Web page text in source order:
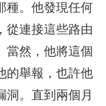
種。他發現任何
從連接這些路由
當然，他將這個
的舉報，也許他
洞。直到兩個月